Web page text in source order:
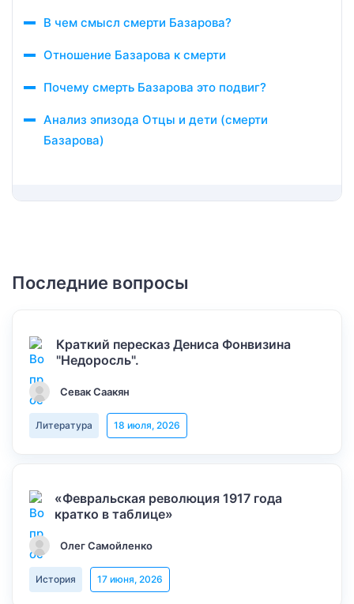
В чем смысл смерти Базарова?
Отношение Базарова к смерти
Почему смерть Базарова это подвиг?
Анализ эпизода Отцы и дети (смерти
Базарова)
Последние вопросы
Краткий пересказ Дениса Фонвизина
"Недоросль".
Севак Саакян
Литература 18 июля, 2026
«Февральская революция 1917 года
кратко в таблице»
Олег Самойленко
История 17 июня, 2026